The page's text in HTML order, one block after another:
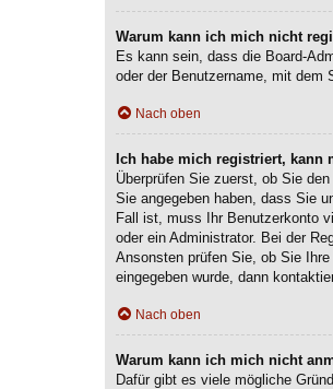
Warum kann ich mich nicht
Es kann sein, dass die Board-
oder der Benutzername, mit dem
Nach oben
Ich habe mich registriert, kann
Überprüfen Sie zuerst, ob Sie
Sie angegeben haben, dass Sie
Fall ist, muss Ihr Benutzerkonto
oder ein Administrator. Bei der
Ansonsten prüfen Sie, ob Sie
eingegeben wurde, dann
Nach oben
Warum kann ich mich nicht
Dafür gibt es viele mögliche